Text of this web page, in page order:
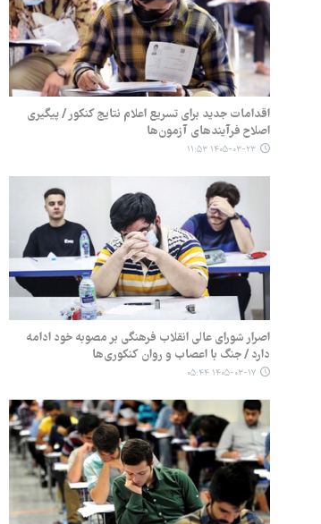
اقدامات جدید برای تسریع اعلام نتایج کنکور / پیگیری
اصلاح فرآیندهای آزمون‌ها
۱۴۰۵-۰۳-۲۳ ۱۱:۵۳
اصرار شورای عالی انقلاب فرهنگی بر مصوبه خود ادامه
دارد / جنگ با اعصاب و روان کنکوری‌ها
۱۴۰۵-۰۳-۱۷ ۰۵:۴۴